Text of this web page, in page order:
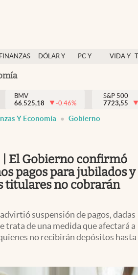
FINANZAS
DÓLAR Y
PC Y
VIDA Y
México
BMV
66.525,18
-0.46%
S&P 500
7723,55
Y Economía Gobierno
El Gobierno confirmó
pagos para jubilados y
titulares no cobrarán
suspensión de pagos, dadas
trata de una medida que afectará a
no recibirán depósitos hasta